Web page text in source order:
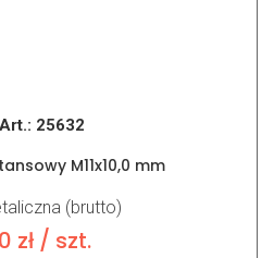
25632
M11x10,0 mm
(brutto)
zł/ szt.